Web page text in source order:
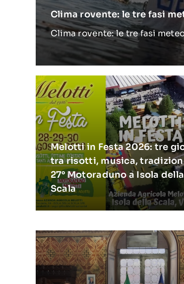
Clima rovente: le tre fasi
Clima rovente: le tre fasi
Melotti in Festa 2026: tre
tra risotti, musica,
27° Motoraduno a Isola della
Scala